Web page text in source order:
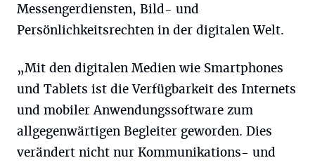
Messengerdiensten, Bild- und
Persönlichkeitsrechten in der digitalen Welt.
„Mit den digitalen Medien wie Smartphones
und Tablets ist die Verfügbarkeit des Internets
und mobiler Anwendungssoftware zum
allgegenwärtigen Begleiter geworden. Dies
verändert nicht nur Kommunikations- und